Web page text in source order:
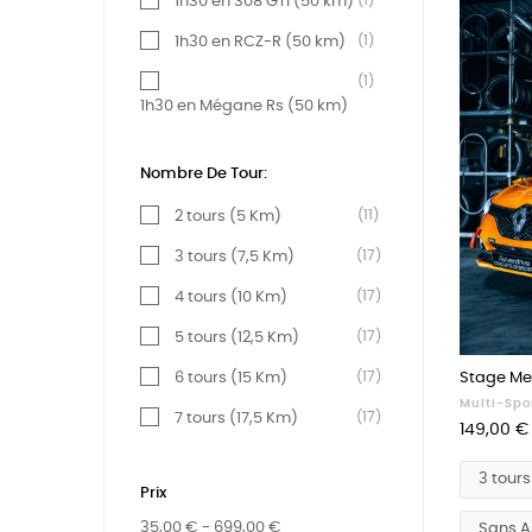
1h30 en RCZ-R (50 km) (1)
1h30 en Mégane Rs (50 km)
(1)
1h30 en Alpine A110 (50 km)
Nombre De Tour:
2 tours (5 Km) (11)
3 tours (7,5 Km) (17)
4 tours (10 Km) (17)
5 tours (12,5 Km) (17)
6 tours (15 Km) (17)
7 tours (17,5 Km) (17)
Prix
35,00 € - 699,00 €
Stage
Multi-
Prix
149,00 €